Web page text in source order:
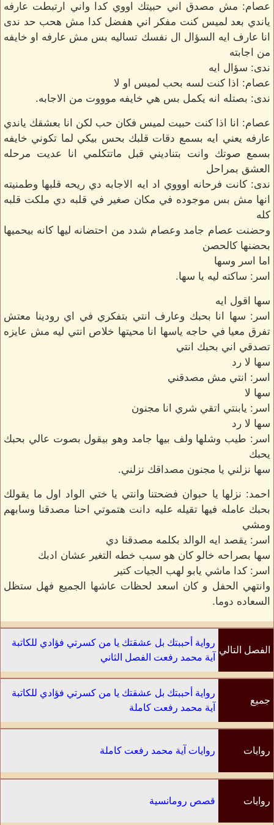
عصام: مش مصدق اني حبيتك اووي كدا واني ارتبطت عارفه
ياندي بعد لميس كنت مفكر اني هفضل كدا مش هحب حد ندى
انا عارف ايه السؤال ال نفسك تساليه بس مش عارفه او خايفه
من اجابته
ندى: سؤال ايه
عصام: اذا كنت لسه بحب لميس او لا
ندى: بصتله انه يكمل بس هي خايفه موووت من الاجابه.
عصام: انا اذا كنت حبيت لميس فكان حب لكن انا بعشقك ياندي
عارفه يعني ايه بسمع دقات قلبك بحس بيكي لما تكوني خايفه
بسمع صوتك وانت بتناديني قبل ماتتكلمي انا عديت مرحله
العشق بمراحل
ندى: كانت فرحانه اوووي اد ايه الاجابه دي ريحه قلبها وطمنيته
انها مش بس موجوده في مكان صغير في قلبه دي ملكت قلبه
كله
وحضنت عصام جامد وعصام شدد من احتضانه ليها كانه بيحميها
بحضنها كالحصن
اما اسر وسها
اسر: ساكته ليه يا سها.
سها اقول ايه
اسر: سها انا بحبك وعارف انتي بتفكري في اي رودينا معتش
تفرق معيا في حاجه ياسها انا محيتها خلاص انتي ليه مش عايزه
تصدقي اني بحبك انتي
سها لا رد
اسر: انتي مش مصدقني
سها لا
اسر: يابنتي اتقي شري انا مجنون
سها لا رد
اسر: طيب وشلها ولف بيها جامد وهو بيقول بصوت عالي بحبك
يحبك
سها نزلني يا مجنون مصداقك نزلني.
احمد: نزلها يا حبوان فضحتنا وانتي يا ختي الواد اول ما يقولك
بحبك عامله فيها تقيله عليه دانت هتموتي احنا مصدقنا وسابهم
ومشي
اسر: يقصد ايه الوالد بكلمه مصدقنا دي
سها بصراحه خالو كان هو سبب خطه التغير عشان ادبك
اسر: كدا ماشي يابو لهب الجيات كتير
وانتهي الحفل و كان اسعد لحظات عاشها الجميع فهل ستظل
السعاده دوما.
الفصل التالي
رواية أحببتك بل عشقتك يا من كسرتي فؤادي للكاتبة
آية محمد رفعت الفصل الثاني
جميع
رواية أحببتك بل عشقتك يا من كسرتي فؤادي للكاتبة
آية محمد رفعت كاملة
روايات روايات آية محمد رفعت كاملة
روايات قصص رومانسية